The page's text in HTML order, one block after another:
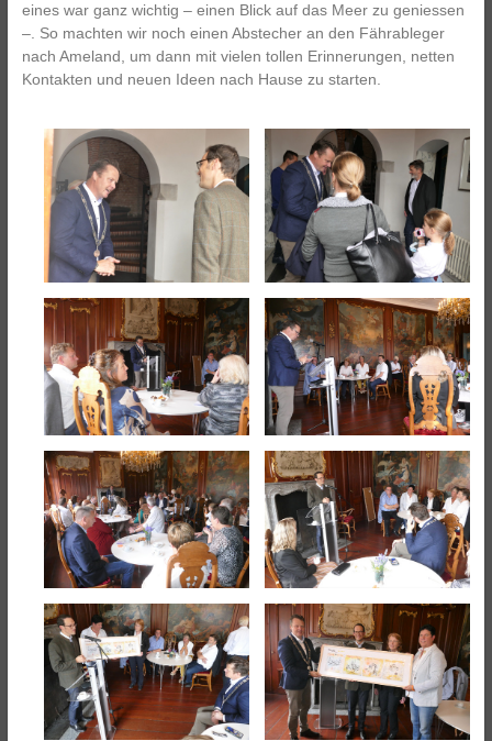
eines war ganz wichtig – einen Blick auf das Meer zu geniessen
–. So machten wir noch einen Abstecher an den Fährableger
nach Ameland, um dann mit vielen tollen Erinnerungen, netten
Kontakten und neuen Ideen nach Hause zu starten.